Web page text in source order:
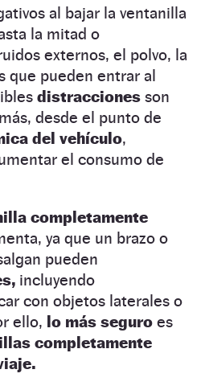
al bajar la ventanilla
la mitad o
externos, el polvo, la
que pueden entrar al
distracciones son
desde el punto de
del vehículo,
el consumo de
completamente
ya que un brazo o
pueden
incluyendo
con objetos laterales o
ello, lo más seguro es
completamente